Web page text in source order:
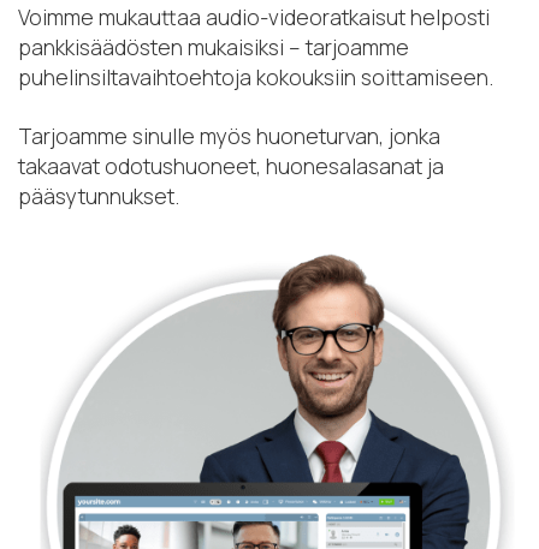
Voimme mukauttaa audio-videoratkaisut helposti
pankkisäädösten mukaisiksi – tarjoamme
puhelinsiltavaihtoehtoja kokouksiin soittamiseen.
Tarjoamme sinulle myös huoneturvan, jonka
takaavat odotushuoneet, huonesalasanat ja
pääsytunnukset.